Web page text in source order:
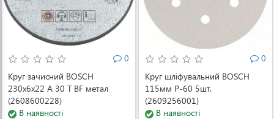
0
Круг зачисний BOSCH
230x6x22 A 30 T BF метал
(2608600228)
В наявності
0
Круг шліфувальний BOSCH
115мм Р-60 5шт.
(2609256001)
В наявності